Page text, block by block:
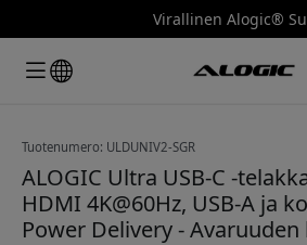
Virallinen Alogic®
Tuotenumero: ULDUNIV2-SGR
ALOGIC Ultra USB-C -
HDMI 4K@60Hz, USB-A ja
Power Delivery -